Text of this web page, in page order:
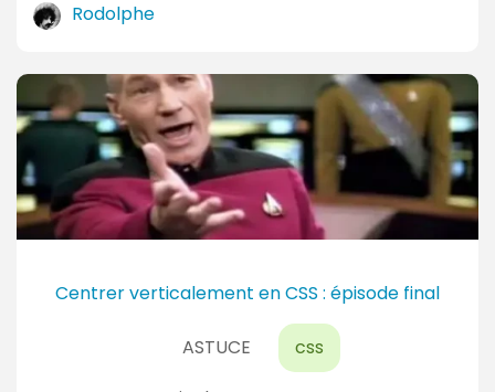
Rodolphe
Centrer verticalement en CSS : épisode final
ASTUCE css